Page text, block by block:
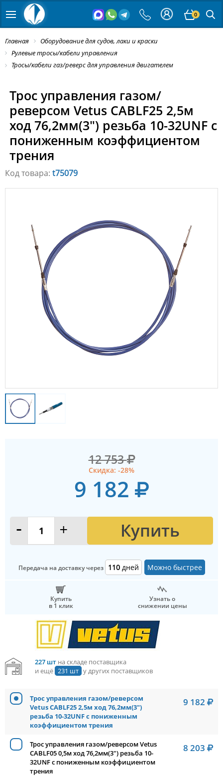
0
Главная
Оборудование для судов, лаки и краски
Рулевые тросы/кабели управления
Тросы/кабели газ/реверс для управления двигателем
Трос управления газом/
реверсом Vetus CABLF25 2,5м
ход 76,2мм(3") резьба 10-32UNF с
пониженным коэффициентом
трения
Код товара: t75079
12 753
Скидка: -28%
9 182
- + Купить
Передача на доставку через 110 дней Можно быстрее
Купить
в 1 клик
Узнать о
снижении цены
227 штна складе поставщика
и ещё 231 шт у других поставщиков
Трос управления газом/реверсом
Vetus CABLF25 2,5м ход 76,2мм(3")
резьба 10-32UNF с пониженным
коэффициентом трения
9 182
Трос управления газом/реверсом Vetus
CABLF05 0,5м ход 76,2мм(3") резьба 10-
32UNF с пониженным коэффициентом
трения
8 203